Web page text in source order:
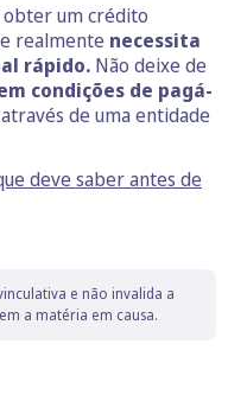
obter um crédito
realmente necessita
rápido. Não deixe de
condições de pagá-
de uma entidade
deve saber antes de
e não invalida a
a matéria em causa.